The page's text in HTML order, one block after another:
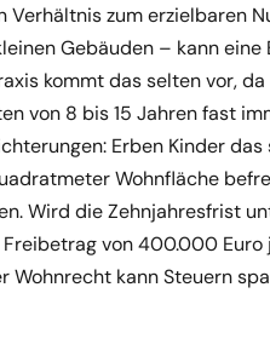
Verhältnis zum erzielbaren
Gebäuden – kann eine
kommt das selten vor,
von 8 bis 15 Jahren fast
Erben Kinder
Wohnfläche
Wird die Zehnjahresfrist
von 400.000 Euro
kann Steuern